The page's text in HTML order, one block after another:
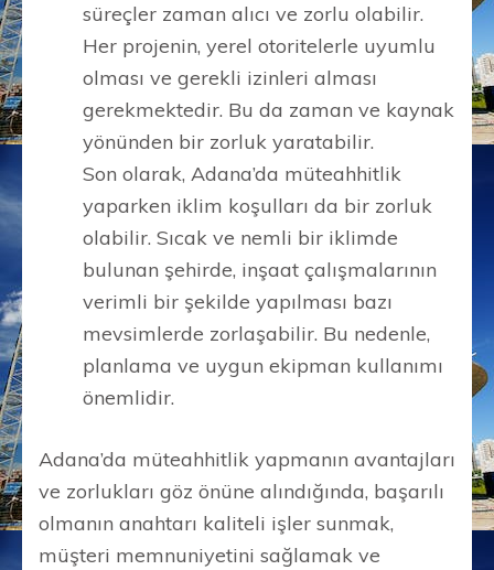
süreçler zaman alıcı ve zorlu olabilir.
Her projenin, yerel otoritelerle uyumlu
olması ve gerekli izinleri alması
gerekmektedir. Bu da zaman ve kaynak
yönünden bir zorluk yaratabilir.
Son olarak, Adana’da müteahhitlik
yaparken iklim koşulları da bir zorluk
olabilir. Sıcak ve nemli bir iklimde
bulunan şehirde, inşaat çalışmalarının
verimli bir şekilde yapılması bazı
mevsimlerde zorlaşabilir. Bu nedenle,
planlama ve uygun ekipman kullanımı
önemlidir.
Adana’da müteahhitlik yapmanın avantajları
ve zorlukları göz önüne alındığında, başarılı
olmanın anahtarı kaliteli işler sunmak,
müşteri memnuniyetini sağlamak ve